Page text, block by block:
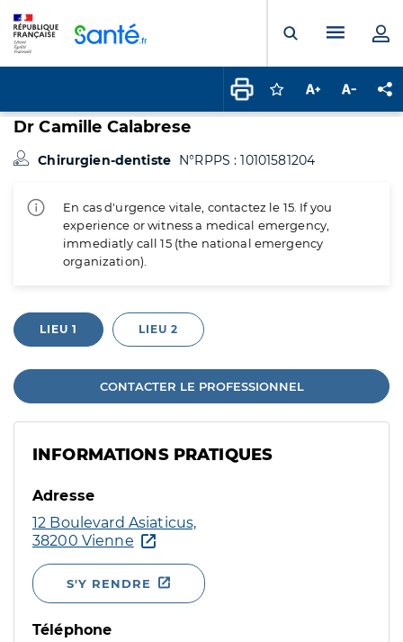
Ouvrir laMenu
Connectez-vous
Augmenter la
Dr Camille Calabrese
Chirurgien-dentiste N°RPPS : 10101581204
En cas d'urgence vitale, contactez le 15. If you
experience or witness a medical emergency,
immediatly call 15 (the national emergency
organization).
LIEU 1 LIEU 2
CONTACTER LE PROFESSIONNEL
INFORMATIONS PRATIQUES
Adresse
12 Boulevard Asiaticus,
38200 Vienne
S'Y RENDRE
Téléphone